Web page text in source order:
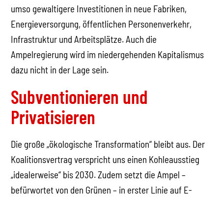
umso gewaltigere Investitionen in neue Fabriken,
Energieversorgung, öffentlichen Personenverkehr,
Infrastruktur und Arbeitsplätze. Auch die
Ampelregierung wird im niedergehenden Kapitalismus
dazu nicht in der Lage sein.
Subventionieren und
Privatisieren
Die große „ökologische Transformation“ bleibt aus. Der
Koalitionsvertrag verspricht uns einen Kohleausstieg
„idealerweise“ bis 2030. Zudem setzt die Ampel –
befürwortet von den Grünen – in erster Linie auf E-